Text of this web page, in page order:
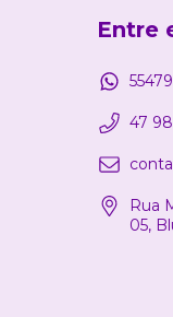
Entre
47
Rua
05,